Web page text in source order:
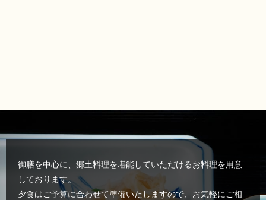
御膳を中心に、郷土料理を堪能していただけるお料理を用意
しております。
夕食はご予算に合わせて準備いたしますので、 お気軽にご相